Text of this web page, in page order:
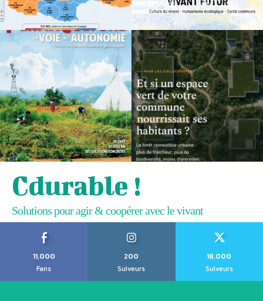
Cdurable !
Solutions pour agir & coopérer avec le vivant
11,000
Fans
200
Suiveurs
18,000
Suiveurs